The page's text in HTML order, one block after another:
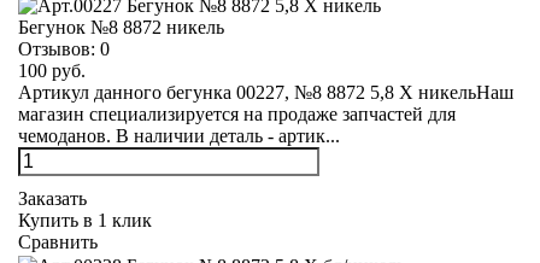
Бегунок №8 8872 никель
Отзывов: 0
100 руб.
Артикул данного бегунка 00227, №8 8872 5,8 Х никельНаш
магазин специализируется на продаже запчастей для
чемоданов. В наличии деталь - артик...
Заказать
Купить в 1 клик
Сравнить